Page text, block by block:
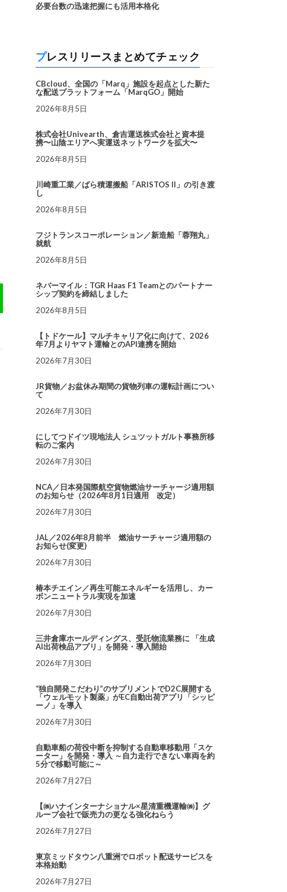
必要台数の迅速把握にも活用本格化
プレスリリースまとめてチェック
CBcloud、全国の「Marq」施設を起点とした新た
な配送プラットフォーム「MarqGO」開始
2026年8月5日
株式会社Univearth、倉吉運送株式会社と資本提
携〜山陰エリアへ実運送ネットワークを拡大〜
2026年8月5日
川崎重工業／ばら積運搬船「ARISTOS II」の引き渡
し
2026年8月5日
フジトランスコーポレーション／新造船「蓉翔丸」
就航
2026年8月5日
ネバーマイル：TGR Haas F1 Teamとのパートナー
シップ契約を締結しました
2026年8月5日
【トドケール】マルチキャリア化に向けて、2026
年7月よりヤマト運輸とのAPI連携を開始
2026年7月30日
JR貨物／お盆休み期間の貨物列車の運転計画につい
て
2026年7月30日
にしてつドイツ現地法人 シュツットガルト事務所移
転のご案内
2026年7月30日
NCA／日本発国際航空貨物燃油サーチャージ適用額
のお知らせ（2026年8月1日適用 改定）
2026年7月30日
JAL／2026年8月前半 燃油サーチャージ適用額の
お知らせ(変更)
2026年7月30日
椿本チエイン／再生可能エネルギーを活用し、カー
ボンニュートラル実現を加速
2026年7月30日
三井倉庫ホールディングス、受託物流業務に 「生成
AI出荷検品アプリ」を開発・導入開始
2026年7月30日
“独自開発こだわり”のサプリメントでD2C展開する
「ウェルモット製薬」がEC自動出荷アプリ「シッピ
ーノ」を導入
2026年7月30日
自動車船の荷役中断を抑制する自動車移動用「スケ
ーター」を開発・導入 ～自力走行できない車両を約
5分で移動可能に～
2026年7月27日
【㈱ハナインターナショナル×星清重機運輸㈱】グ
ループ会社で販売力の更なる強化ねらう
2026年7月27日
東京ミッドタウン八重洲でロボット配送サービスを
本格始動
2026年7月27日